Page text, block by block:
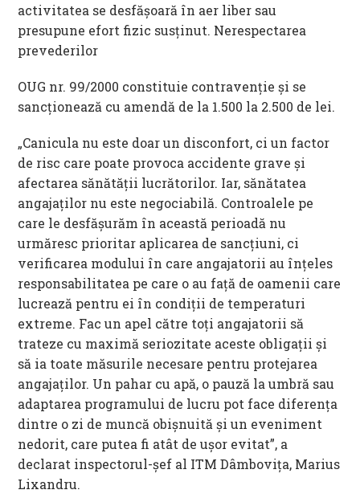
activitatea se desfășoară în aer liber sau
presupune efort fizic susținut. Nerespectarea
prevederilor
OUG nr. 99/2000 constituie contravenție și se
sancționează cu amendă de la 1.500 la 2.500 de lei.
„Canicula nu este doar un disconfort, ci un factor
de risc care poate provoca accidente grave și
afectarea sănătății lucrătorilor. Iar, sănătatea
angajaților nu este negociabilă. Controalele pe
care le desfășurăm în această perioadă nu
urmăresc prioritar aplicarea de sancțiuni, ci
verificarea modului în care angajatorii au înțeles
responsabilitatea pe care o au față de oamenii care
lucrează pentru ei în condiții de temperaturi
extreme. Fac un apel către toți angajatorii să
trateze cu maximă seriozitate aceste obligații și
să ia toate măsurile necesare pentru protejarea
angajaților. Un pahar cu apă, o pauză la umbră sau
adaptarea programului de lucru pot face diferența
dintre o zi de muncă obișnuită și un eveniment
nedorit, care putea fi atât de ușor evitat”, a
declarat inspectorul-șef al ITM Dâmbovița, Marius
Lixandru.